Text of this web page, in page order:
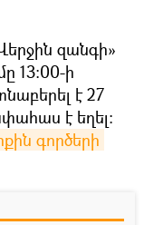
զանգի»
13։00-ի
է 27
է եղել։
գործերի